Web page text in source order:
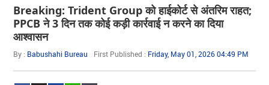
Breaking: Trident Group को हाईकोर्ट से अंतरिम राहत;
PPCB ने 3 दिन तक कोई कड़ी कार्रवाई न करने का दिया
आश्वासन
By : Babushahi Bureau First Published : Friday, May 01, 2026 04:49 PM